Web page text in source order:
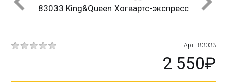
83033 King&Queen Хогвартс-экспресс
Арт.: 83033
2 550₽